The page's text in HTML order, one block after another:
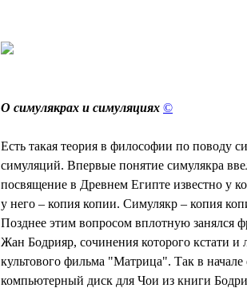
О симулякрах и симуляциях ©
Есть такая теория в философии по поводу
симуляций. Впервые понятие симулякра
посвящение в Древнем Египте известно у
у него – копия копии. Симулякр – копия
Позднее этим вопросом вплотную занялся
Жан Бодрияр, сочинения которого кстати и
культового фильма "Матрица". Так в
компьютерный диск для Чои из книги